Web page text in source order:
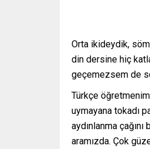
Orta ikideydik,
din dersine hiç
geçemezsem de
Türkçe
uymayana tokadı
aydınlanma
aramızda. Çok